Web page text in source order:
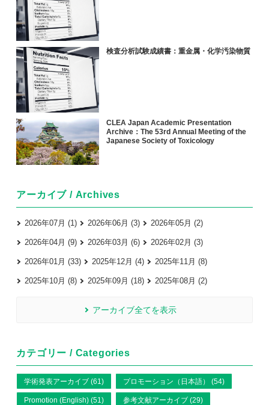
検査分析試験成績書：重金属・化学汚染物質
CLEA Japan Academic Presentation
Archive：The 53rd Annual Meeting of the
Japanese Society of Toxicology
アーカイブ / Archives
2026年07月 (1) 2026年06月 (3) 2026年05月 (2)
2026年04月 (9) 2026年03月 (6) 2026年02月 (3)
2026年01月 (33) 2025年12月 (4) 2025年11月 (8)
2025年10月 (8) 2025年09月 (18) 2025年08月 (2)
アーカイブ全てを表示
カテゴリー / Categories
学術発表アーカイブ (61) プロモーション（日本語） (54)
Promotion (English) (51) 参考文献アーカイブ (29)